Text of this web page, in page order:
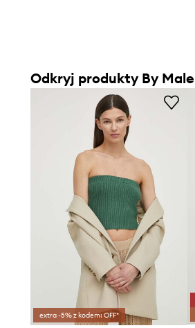
Odkryj produkty By
extra -5% z kodem: OFF*